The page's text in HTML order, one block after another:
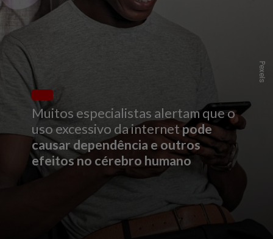
Muitos especialistas alertam que o
uso excessivo da internetpode
causar dependência e outros
efeitos no cérebro humano
P
e
x
e
l
s